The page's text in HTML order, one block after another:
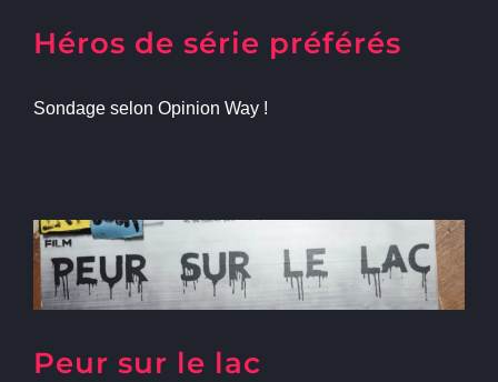
Héros de série préférés
Sondage selon Opinion Way !
Peur sur le lac